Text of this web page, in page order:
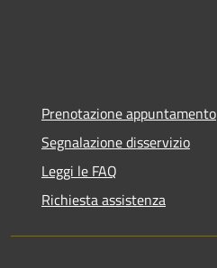
Prenotazione appuntamento
Segnalazione disservizio
Leggi le FAQ
Richiesta assistenza